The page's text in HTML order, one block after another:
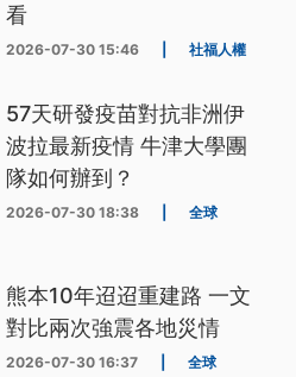
看
2026-07-30 15:46 社福人權
57天研發疫苗對抗非洲伊
波拉最新疫情 牛津大學團
隊如何辦到？
2026-07-30 18:38 全球
熊本10年迢迢重建路 一文
對比兩次強震各地災情
2026-07-30 16:37 全球